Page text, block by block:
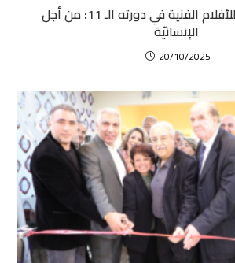
مهرجان بيروت للأفلام الفنية في دورته الـ 11: من أجل
الإنسانيّة
20/10/2025